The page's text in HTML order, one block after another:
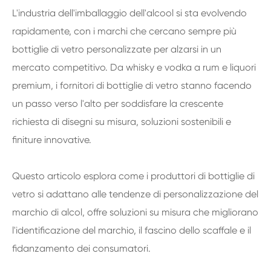
L'industria dell'imballaggio dell'alcool si sta evolvendo
rapidamente, con i marchi che cercano sempre più
bottiglie di vetro personalizzate per alzarsi in un
mercato competitivo. Da whisky e vodka a rum e liquori
premium, i fornitori di bottiglie di vetro stanno facendo
un passo verso l'alto per soddisfare la crescente
richiesta di disegni su misura, soluzioni sostenibili e
finiture innovative.
Questo articolo esplora come i produttori di bottiglie di
vetro si adattano alle tendenze di personalizzazione del
marchio di alcol, offre soluzioni su misura che migliorano
l'identificazione del marchio, il fascino dello scaffale e il
fidanzamento dei consumatori.